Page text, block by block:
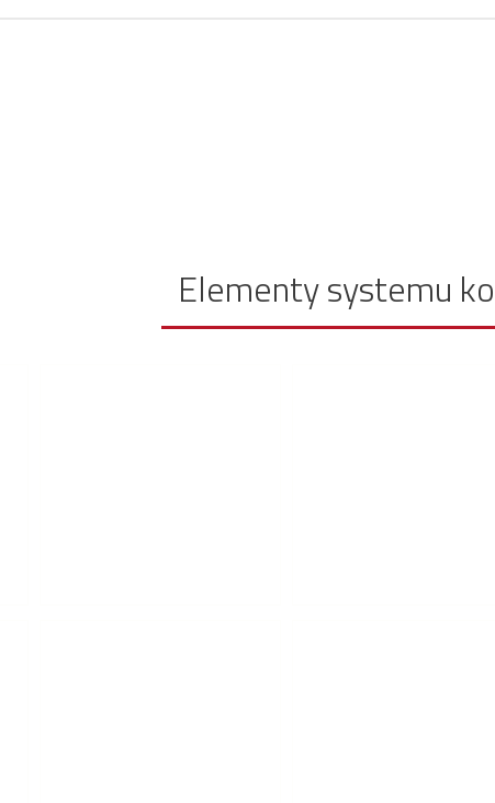
Elementy systemu